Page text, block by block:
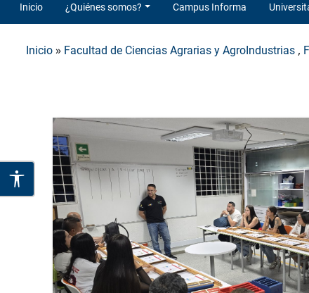
Inicio ¿Quiénes somos? Campus Informa
Inicio » Facultad de Ciencias Agrarias y AgroIndustrias ,